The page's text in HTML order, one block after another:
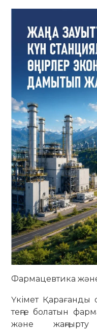
Фармацевтика
Үкімет
теңге болатын
және